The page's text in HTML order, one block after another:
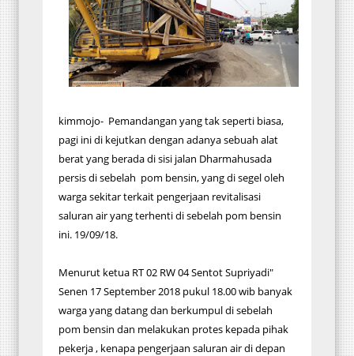
kimmojo- Pemandangan yang tak seperti biasa,
pagi ini di kejutkan dengan adanya sebuah alat
berat yang berada di sisi jalan Dharmahusada
persis di sebelah pom bensin, yang di segel oleh
warga sekitar terkait pengerjaan revitalisasi
saluran air yang terhenti di sebelah pom bensin
ini. 19/09/18.
Menurut ketua RT 02 RW 04 Sentot Supriyadi"
Senen 17 September 2018 pukul 18.00 wib banyak
warga yang datang dan berkumpul di sebelah
pom bensin dan melakukan protes kepada pihak
pekerja , kenapa pengerjaan saluran air di depan